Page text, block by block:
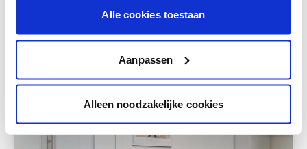
Alle cookies toestaan
Aanpassen
Alleen noodzakelijke cookies
Deze stijlen zijn misschien ook iets voor jou